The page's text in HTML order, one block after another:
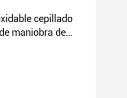
cepillado
maniobra de